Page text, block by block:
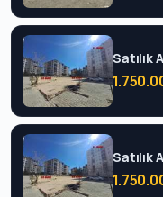
Satılık
Satılık